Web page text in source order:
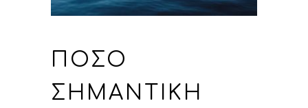
ΠΌΣΟ
ΣΗΜΑΝΤΙΚΉ